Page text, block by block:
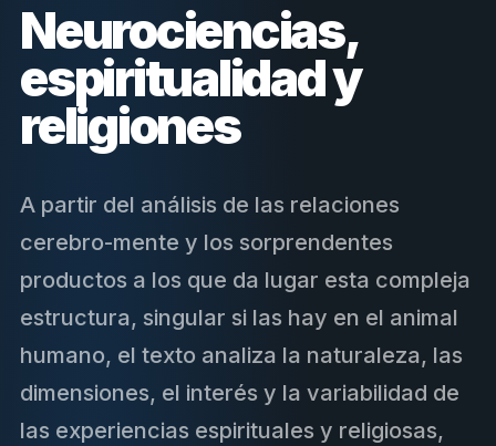
Neurociencias,
espiritualidad y
religiones
A partir del análisis de las relaciones
cerebro-mente y los sorprendentes
productos a los que da lugar esta compleja
estructura, singular si las hay en el animal
humano, el texto analiza la naturaleza, las
dimensiones, el interés y la variabilidad de
las experiencias espirituales y religiosas,